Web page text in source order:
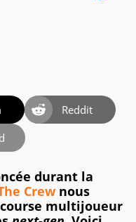
Reddit
durant la
Crew nous
multijoueur